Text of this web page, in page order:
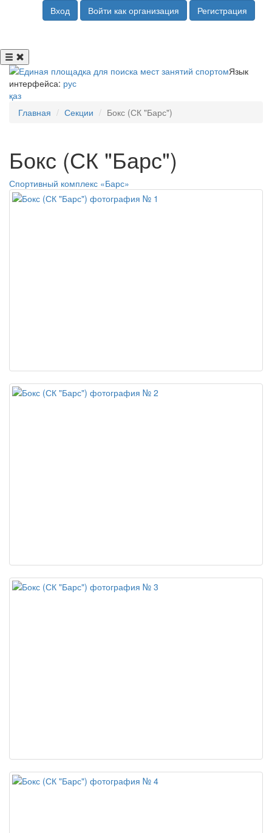
Вход Войти как организация Регистрация
Язык
интерфейса: рус
қаз
Главная
Секции Бокс (СК "Барс")
Бокс (СК "Барс")
Спортивный комплекс «Барс»